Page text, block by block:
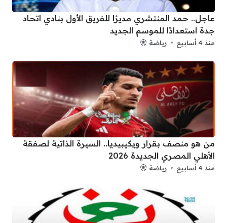
عاجل.. حمد المنتشري مديرًا للفريق الأول بنادي اتحاد
جدة استعدادًا للموسم الجديد
منذ 4 أسابيع رياضة
من هو منصف بقرار ويكيبيديا.. السيرة الذاتية لصفقة
الأهلي المصري الجديدة 2026
منذ 4 أسابيع رياضة